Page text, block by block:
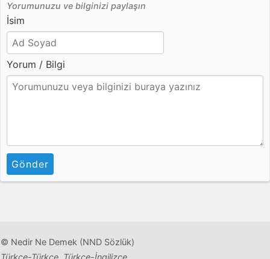
Yorumunuzu ve bilginizi paylaşın
İsim
Yorum / Bilgi
Gönder
© Nedir Ne Demek (NND Sözlük)
Türkçe-Türkçe, Türkçe-İngilizce,